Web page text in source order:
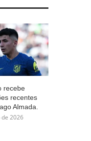
recebe
recentes
Almada.
2026